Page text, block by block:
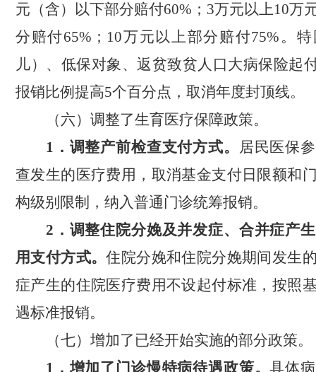
元（含）以下部分赔付60% ； 3万元以上10万
分赔付65% ； 10万元以上部分赔付75% 。
儿）、低保对象、返贫致贫人口大病保险起
报销比例提高5个百分点，取消年度封顶线。
（六）调整了生育医疗保障政策。
1 ． 调整产前检查支付方式。 居民医保
查发生的医疗费用，取消基金支付日限额和
构级别限制，纳入普通门诊统筹报销。
2 ． 调整住院分娩及并发症、合并症产
用支付方式。住院分娩和住院分娩期间发生
症产生的住院医疗费用不设起付标准，按照
遇标准报销。
（七）增加了已经开始实施的部分政策。
1 ．增加了门诊慢特病待遇政策。具体